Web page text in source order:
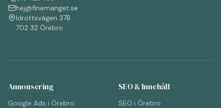
hej@finemanget.se
Idrottsvägen 37B
702 32 Örebro
Annonsering
Google Ads i Örebro
SEO & Innehåll
SEO i Örebro